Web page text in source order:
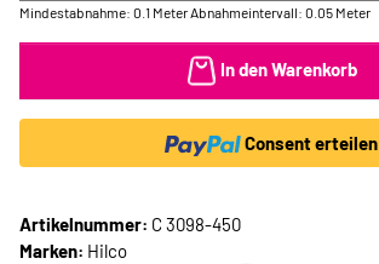
Mindestabnahme: 0.1 Meter Abnahmeintervall: 0.05 Meter
In den Warenkorb
Consent erteilen
Artikelnummer: C 3098-450
Marken: Hilco